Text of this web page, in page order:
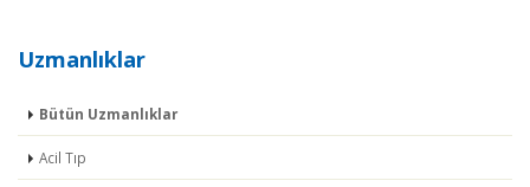
Uzmanlıklar
Bütün Uzmanlıklar
Acil Tıp